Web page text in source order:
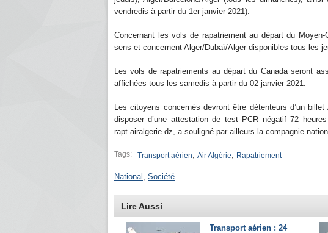
vendredis à partir du 1er janvier 2021).
Concernant les vols de rapatriement au départ du
sens et concernent Alger/Dubaï/Alger disponibles tous les
Les vols de rapatriements au départ du Canada seront
affichées tous les samedis à partir du 02 janvier 2021.
Les citoyens concernés devront être détenteurs d’un
disposer d’une attestation de test PCR négatif 72
rapt.airalgerie.dz, a souligné par ailleurs la compagnie
Tags: Transport aérien, Air Algérie, Rapatriement
National , Société
Lire Aussi
Transport aérien : 24